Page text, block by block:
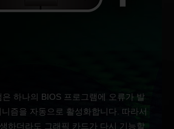
하나의 BIOS 프로그램에 오류가 발
즘을 자동으로 활성화합니다. 따라서
하더라도 그래픽 카드가 다시 기능할